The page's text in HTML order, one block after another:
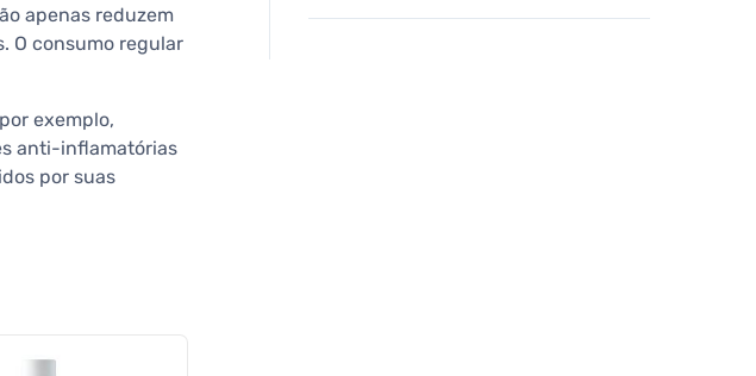
apenas reduzem
O consumo regular
exemplo,
anti-inflamatórias
por suas